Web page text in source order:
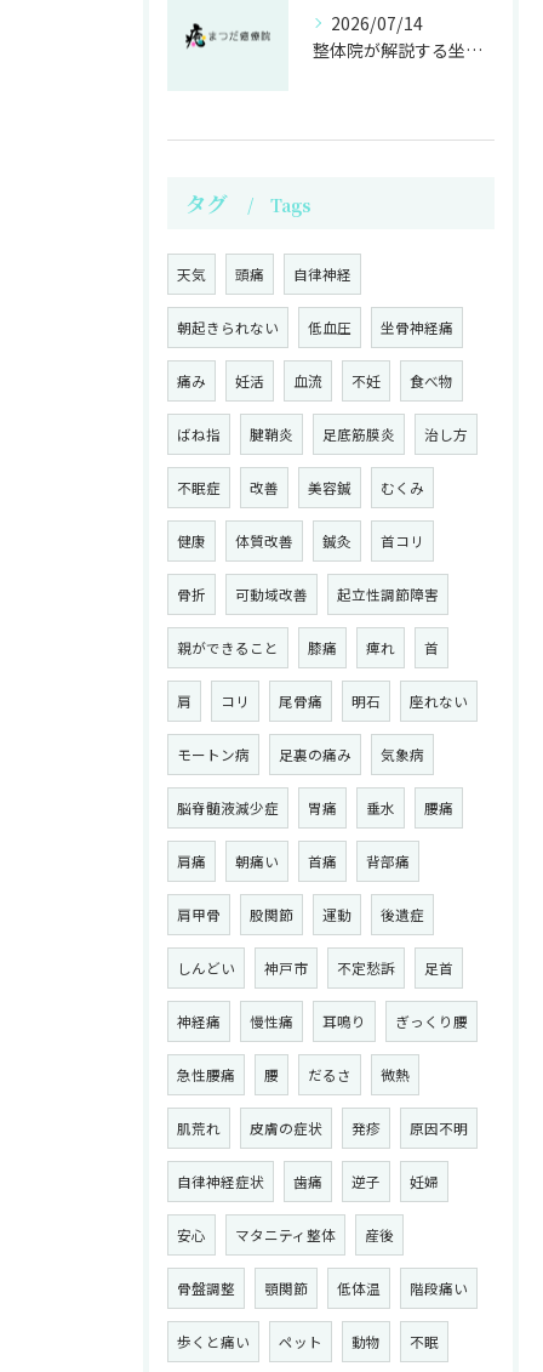
2026/07/14
整体院が解説する坐骨神経痛の原因と痛み軽減法
タグ Tags
天気 頭痛 自律神経
朝起きられない 低血圧 坐骨神経痛
痛み 妊活 血流 不妊 食べ物
ばね指 腱鞘炎 足底筋膜炎 治し方
不眠症 改善 美容鍼 むくみ
健康 体質改善 鍼灸 首コリ
骨折 可動域改善 起立性調節障害
親ができること 膝痛 痺れ 首
肩 コリ 尾骨痛 明石 座れない
モートン病 足裏の痛み 気象病
脳脊髄液減少症 胃痛 垂水 腰痛
肩痛 朝痛い 首痛 背部痛
肩甲骨 股関節 運動 後遺症
しんどい 神戸市 不定愁訴 足首
神経痛 慢性痛 耳鳴り ぎっくり腰
急性腰痛 腰 だるさ 微熱
肌荒れ 皮膚の症状 発疹 原因不明
自律神経症状 歯痛 逆子 妊婦
安心 マタニティ整体 産後
骨盤調整 顎関節 低体温 階段痛い
歩くと痛い ペット 動物 不眠